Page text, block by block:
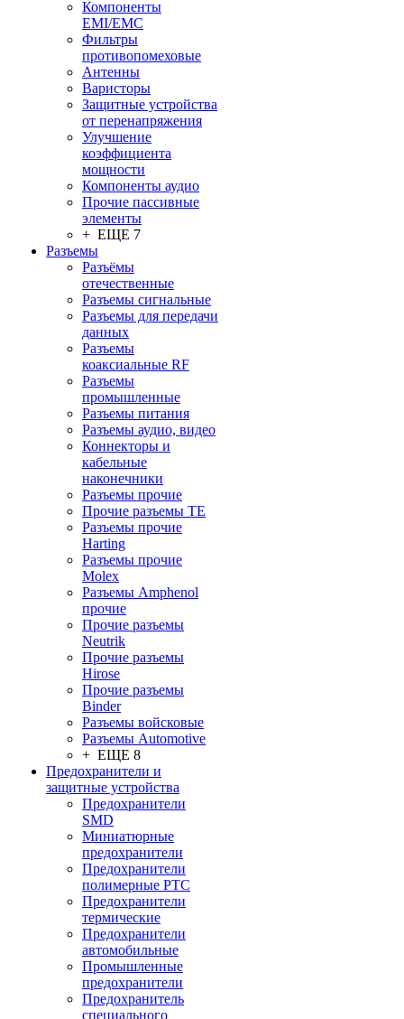
Компоненты
EMI/EMC
Фильтры
противопомеховые
Антенны
Варисторы
Защитные устройства
от перенапряжения
Улучшение
коэффициента
мощности
Компоненты аудио
Прочие пассивные
элементы
+ ЕЩЕ 7
Разъeмы
Разъёмы
отечественные
Разъeмы сигнальные
Разъeмы для передачи
данных
Разъeмы
коаксиальные RF
Разъeмы
промышленные
Разъeмы питания
Разъeмы аудио, видео
Коннекторы и
кабельные
наконечники
Разъeмы прочие
Прочие разъемы TE
Разъемы прочие
Harting
Разъемы прочие
Molex
Разъемы Amphenol
прочие
Прочие разъемы
Neutrik
Прочие разъемы
Hirose
Прочие разъемы
Binder
Разъемы войсковые
Разъeмы Automotive
+ ЕЩЕ 8
Предохранители и
защитные устройства
Предохранители
SMD
Миниатюрные
предохранители
Предохранители
полимерные PTC
Предохранители
термические
Предохранители
автомобильные
Промышленные
предохранители
Предохранитель
специального